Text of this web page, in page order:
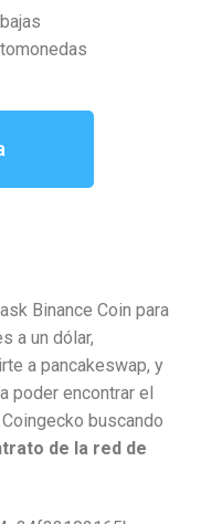
Binance Coin para
a un dólar,
a pancakeswap, y
poder encontrar el
buscando
de la red de